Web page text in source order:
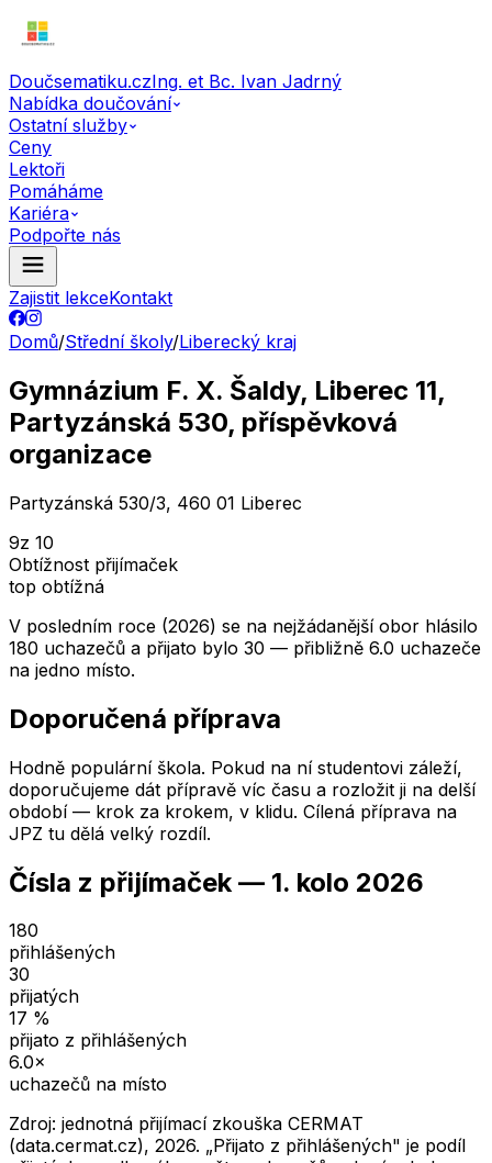
Doučsematiku.czIng. et Bc. Ivan Jadrný
Nabídka doučování
Ostatní služby
Ceny
Lektoři
Pomáháme
Kariéra
Podpořte nás
Zajistit lekceKontakt
Domů/Střední školy/Liberecký kraj
Gymnázium F. X. Šaldy, Liberec 11,
Partyzánská 530, příspěvková
organizace
Partyzánská 530/3, 460 01 Liberec
9z 10
Obtížnost přijímaček
top obtížná
V posledním roce (2026) se na nejžádanější obor hlásilo
180 uchazečů a přijato bylo 30 — přibližně 6.0 uchazeče
na jedno místo.
Doporučená příprava
Hodně populární škola. Pokud na ní studentovi záleží,
doporučujeme dát přípravě víc času a rozložit ji na delší
období — krok za krokem, v klidu. Cílená příprava na
JPZ tu dělá velký rozdíl.
Čísla z přijímaček — 1. kolo 2026
180
přihlášených
30
přijatých
17 %
přijato z přihlášených
6.0×
uchazečů na místo
Zdroj: jednotná přijímací zkouška CERMAT
(data.cermat.cz), 2026. „Přijato z přihlášených" je podíl